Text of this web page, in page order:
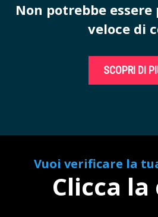
Non potrebbe
veloce di
SCOPRI DI
Vuoi verificare la
Clicca la